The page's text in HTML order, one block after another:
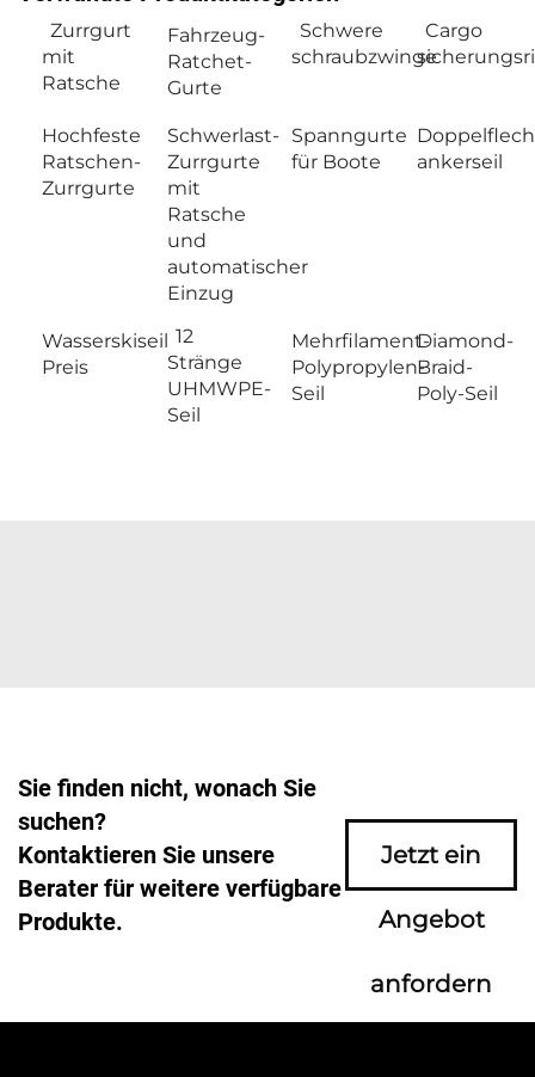
Zurrgurt
mit
Ratsche
Fahrzeug-
Ratchet-
Gurte
Schwere
schraubzwinge
Cargo
Hochfeste
Ratschen-
Zurrgurte
Schwerlast-
Zurrgurte
mit
Ratsche
und
automatischer
Einzug
Spanngurte
für Boote
ankerseil
Wasserskiseil
Preis
12
Stränge
UHMWPE-
Seil
Mehrfilament-
Polypropylen-
Seil
Diamond-
Braid-
Poly-Seil
Sie finden nicht, wonach Sie
suchen?
Kontaktieren Sie unsere
Berater für weitere verfügbare
Produkte.
Jetzt ein
Angebot
anfordern